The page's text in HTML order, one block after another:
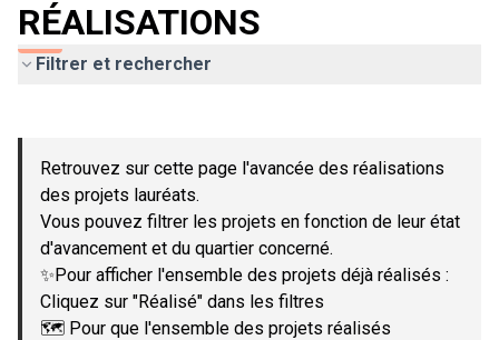
RÉALISATIONS
Filtrer et rechercher
−
Retrouvez sur cette page l'avancée des réalisations
des projets lauréats.
Vous pouvez filtrer les projets en fonction de leur état
d'avancement et du quartier concerné.
✨Pour afficher l'ensemble des projets déjà réalisés :
Cliquez sur "Réalisé" dans les filtres
🗺️ Pour que l'ensemble des projets réalisés